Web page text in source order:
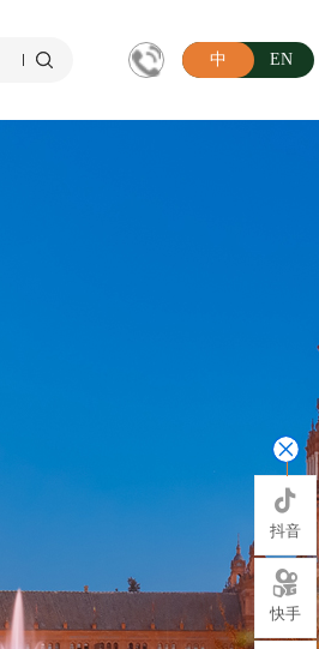
中 EN

抖音

快手